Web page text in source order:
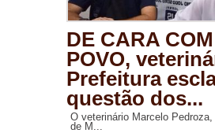
DE CARA
POVO,
Prefeitura
questão dos...
O veterinário Marcelo
de M...